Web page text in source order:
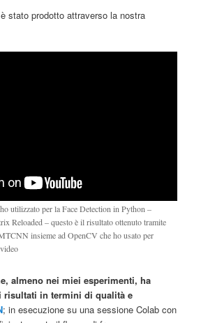
stato prodotto attraverso la nostra
utilizzato per la Face Detection in Python –
Reloaded – questo è il risultato ottenuto tramite
insieme ad OpenCV che ho usato per
almeno nei miei esperimenti, ha
in termini di qualità e
; in esecuzione su una sessione Colab con